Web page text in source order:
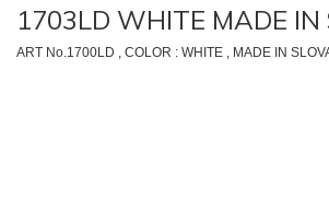
1703LD WHITE MADE IN
ART No.1700LD , COLOR : WHITE , MADE IN